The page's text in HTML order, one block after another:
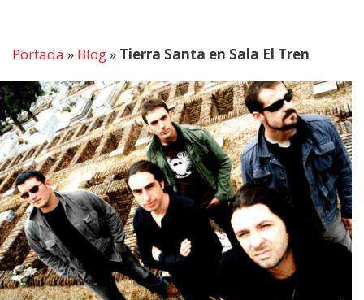
Portada » Blog» Tierra Santa en Sala El Tren